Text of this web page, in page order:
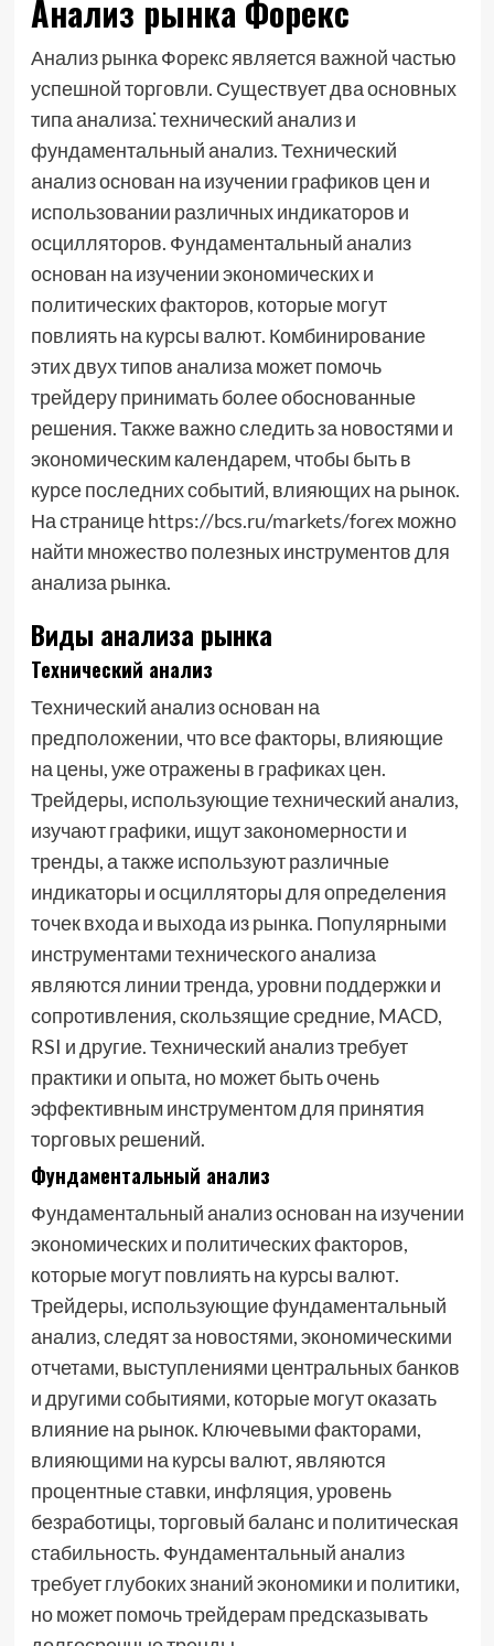
Анализ рынка Форекс
Анализ рынка Форекс является важной частью
успешной торговли. Существует два основных
типа анализа⁚ технический анализ и
фундаментальный анализ. Технический
анализ основан на изучении графиков цен и
использовании различных индикаторов и
осцилляторов. Фундаментальный анализ
основан на изучении экономических и
политических факторов, которые могут
повлиять на курсы валют. Комбинирование
этих двух типов анализа может помочь
трейдеру принимать более обоснованные
решения. Также важно следить за новостями и
экономическим календарем, чтобы быть в
курсе последних событий, влияющих на рынок.
На странице https://bcs.ru/markets/forex можно
найти множество полезных инструментов для
анализа рынка.
Виды анализа рынка
Технический анализ
Технический анализ основан на
предположении, что все факторы, влияющие
на цены, уже отражены в графиках цен.
Трейдеры, использующие технический анализ,
изучают графики, ищут закономерности и
тренды, а также используют различные
индикаторы и осцилляторы для определения
точек входа и выхода из рынка. Популярными
инструментами технического анализа
являются линии тренда, уровни поддержки и
сопротивления, скользящие средние, MACD,
RSI и другие. Технический анализ требует
практики и опыта, но может быть очень
эффективным инструментом для принятия
торговых решений.
Фундаментальный анализ
Фундаментальный анализ основан на изучении
экономических и политических факторов,
которые могут повлиять на курсы валют.
Трейдеры, использующие фундаментальный
анализ, следят за новостями, экономическими
отчетами, выступлениями центральных банков
и другими событиями, которые могут оказать
влияние на рынок. Ключевыми факторами,
влияющими на курсы валют, являются
процентные ставки, инфляция, уровень
безработицы, торговый баланс и политическая
стабильность. Фундаментальный анализ
требует глубоких знаний экономики и политики,
но может помочь трейдерам предсказывать